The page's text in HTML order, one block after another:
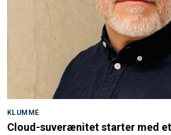
KLUMME
Cloud-suverænitet starter med